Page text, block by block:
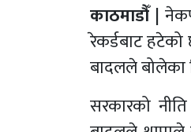
काठमाडौँ |
रेकर्डबाट
बादलले बोलेका
सरकारको